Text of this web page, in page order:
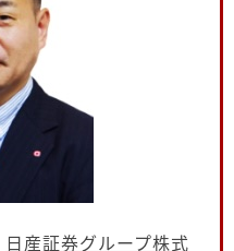
日産証券グループ株式